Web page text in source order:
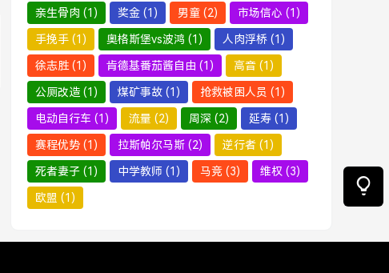
亲生骨肉 (1) 奖金 (1) 男童 (2) 市场信心 (1)
手挽手 (1) 奥格斯堡vs波鸿 (1) 人肉浮桥 (1)
徐志胜 (1) 肯德基番茄酱自由 (1) 高音 (1)
公厕改造 (1) 煤矿事故 (1) 抢救被困人员 (1)
电动自行车 (1) 流量 (2) 周深 (2) 延寿 (1)
赛程优势 (1) 拉斯帕尔马斯 (2) 逆行者 (1)
死者妻子 (1) 中学教师 (1) 马竞 (3) 维权 (3)
欧盟 (1)